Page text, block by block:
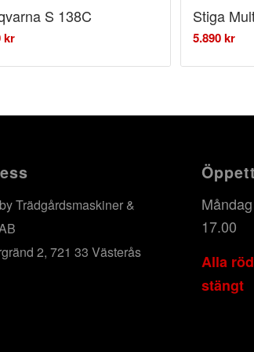
S 138C
kr
Stiga
5.890kr
Trädgårdsmaskiner &
2, 721 33 Västerås
17.00
Alla
stängt